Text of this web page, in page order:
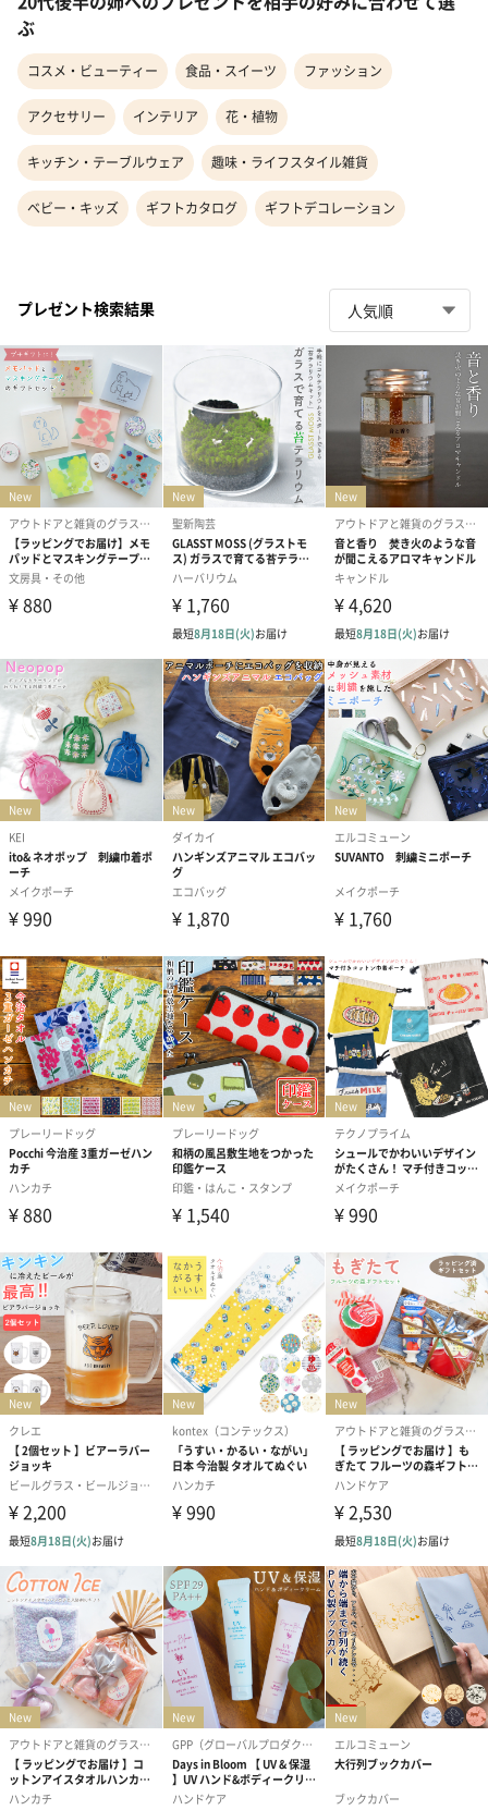
ぶ
コスメ・ビューティー 食品・スイーツ ファッション
アクセサリー インテリア 花・植物
キッチン・テーブルウェア 趣味・ライフスタイル雑貨
ベビー・キッズ ギフトカタログ ギフトデコレーション
プレゼント検索結果